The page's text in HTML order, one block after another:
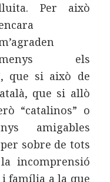
Per això
els
que si això de
que si allò
“catalinos” o
amigables
sobre de tots
incomprensió
família a la que